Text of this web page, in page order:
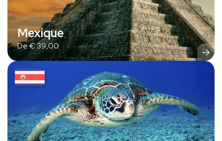
Mexique
De€39,00